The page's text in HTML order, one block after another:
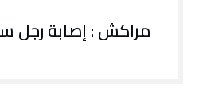
مراكش : إصابة رجل